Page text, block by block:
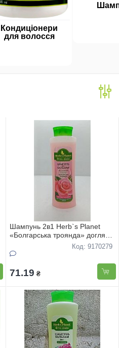
Кондиціонери
для волосся
Шампунь 2в1 Herb`s Planet
«Болгарська троянда» догляд
Код: 9170279
71.19 ₴